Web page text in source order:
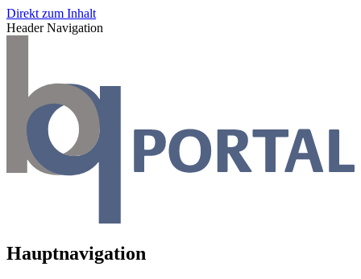
Direkt zum Inhalt
Header Navigation
Hauptnavigation